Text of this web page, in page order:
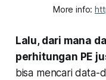
More info:
Lalu, dari mana
perhitungan PE
bisa mencari data-